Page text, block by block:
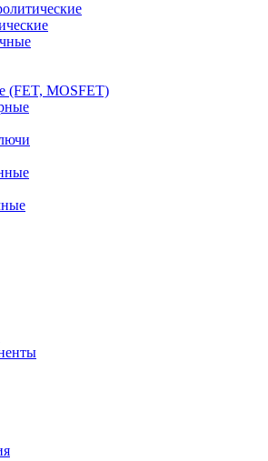
(FET, MOSFET)